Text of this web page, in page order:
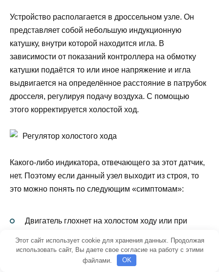
Устройство располагается в дроссельном узле. Он
представляет собой небольшую индукционную
катушку, внутри которой находится игла. В
зависимости от показаний контроллера на обмотку
катушки подаётся то или иное напряжение и игла
выдвигается на определённое расстояние в патрубок
дросселя, регулируя подачу воздуха. С помощью
этого корректируется холостой ход.
Регулятор холостого хода
Какого-либо индикатора, отвечающего за этот датчик,
нет. Поэтому если данный узел выходит из строя, то
это можно понять по следующим «симптомам»:
Двигатель глохнет на холостом ходу или при
«Плавающие», нестабильные обороты на
Этот сайт использует cookie для хранения данных. Продолжая
использовать сайт, Вы даете свое согласие на работу с этими
файлами.
OK